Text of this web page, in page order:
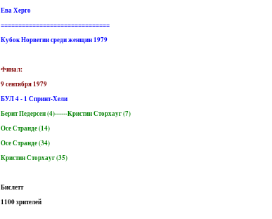
Ева Херго
===============================
Кубок Норвегии среди женщин 1979
Финал:
9 сентября 1979
БУЛ 4 - 1 Спринт-Хели
Берит Педерсен (4)------Кристин Сторхауг (7)
Осе Странде (14)
Осе Странде (34)
Кристин Сторхауг (35)
Бислетт
1100 зрителей